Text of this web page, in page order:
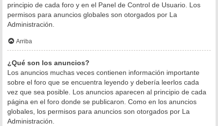
principio de cada foro y en el Panel de Control de Usuario. Los
permisos para anuncios globales son otorgados por La
Administración.
Arriba
¿Qué son los anuncios?
Los anuncios muchas veces contienen información importante
sobre el foro que se encuentra leyendo y debería leerlos cada
vez que sea posible. Los anuncios aparecen al principio de cada
página en el foro donde se publicaron. Como en los anuncios
globales, los permisos para anuncios son otorgados por La
Administración.